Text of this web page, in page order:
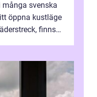
svenska
öppna kustläge
finns